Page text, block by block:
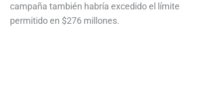
campaña también habría excedido el límite
permitido en $276 millones.